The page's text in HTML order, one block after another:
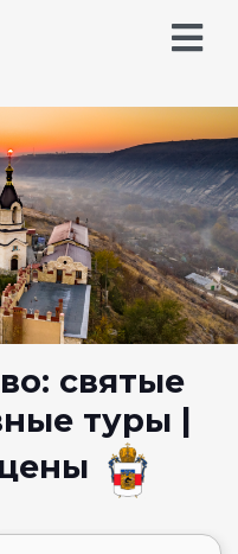
святые
туры |